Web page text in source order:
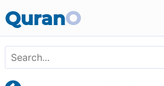
QuranO